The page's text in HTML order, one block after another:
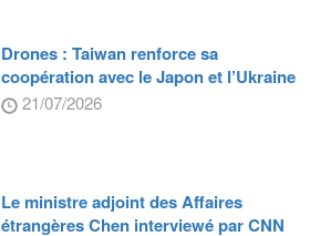
Drones : Taiwan renforce sa
coopération avec le Japon et l’Ukraine
21/07/2026
Le ministre adjoint des Affaires
étrangères Chen interviewé par CNN